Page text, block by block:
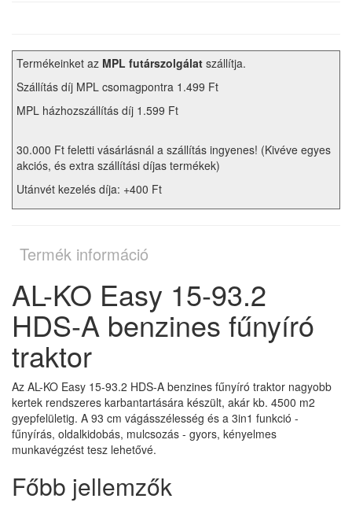
Termékeinket az MPL futárszolgálat szállítja.
Szállítás díj MPL csomagpontra 1.499 Ft
MPL házhozszállítás díj 1.599 Ft
30.000 Ft feletti vásárlásnál a szállítás ingyenes! (Kivéve egyes
akciós, és extra szállítási díjas termékek)
Utánvét kezelés díja: +400 Ft
Termék információ
AL-KO Easy 15-93.2
HDS-A benzines fűnyíró
traktor
Az AL-KO Easy 15-93.2 HDS-A benzines fűnyíró traktor nagyobb
kertek rendszeres karbantartására készült, akár kb. 4500 m2
gyepfelületig. A 93 cm vágásszélesség és a 3in1 funkció -
fűnyírás, oldalkidobás, mulcsozás - gyors, kényelmes
munkavégzést tesz lehetővé.
Főbb jellemzők